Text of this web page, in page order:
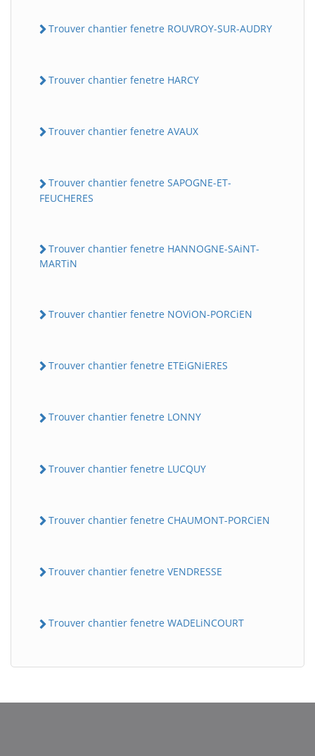
Trouver chantier fenetre ROUVROY-SUR-AUDRY
Trouver chantier fenetre HARCY
Trouver chantier fenetre AVAUX
Trouver chantier fenetre SAPOGNE-ET-
FEUCHERES
Trouver chantier fenetre HANNOGNE-SAiNT-
MARTiN
Trouver chantier fenetre NOViON-PORCiEN
Trouver chantier fenetre ETEiGNiERES
Trouver chantier fenetre LONNY
Trouver chantier fenetre LUCQUY
Trouver chantier fenetre CHAUMONT-PORCiEN
Trouver chantier fenetre VENDRESSE
Trouver chantier fenetre WADELiNCOURT
BatiWebPro